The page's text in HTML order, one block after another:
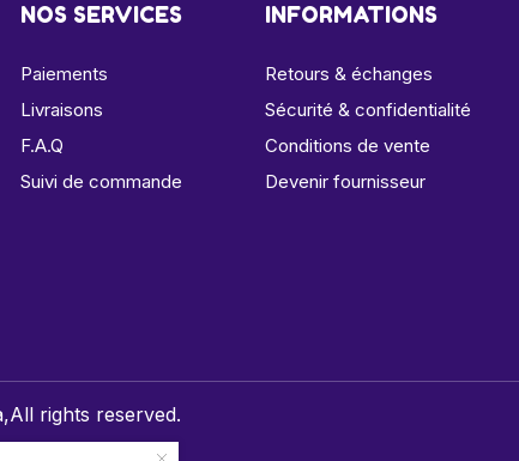
NOS SERVICES
Paiements
Livraisons
F.A.Q
Suivi de commande
INFORMATIONS
Retours & échanges
Sécurité & confidentialité
Conditions de vente
Devenir fournisseur
rights reserved.